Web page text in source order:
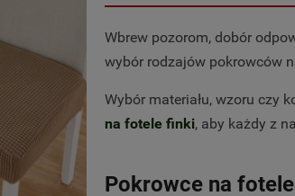
Wbrew pozorom, dobór
wybór rodzajów pokrowców
Wybór materiału, wzoru czy
na fotele finki, aby każdy z
Pokrowce na